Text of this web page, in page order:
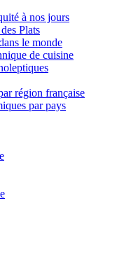
à nos jours
Plats
le monde
de cuisine
région française
par pays